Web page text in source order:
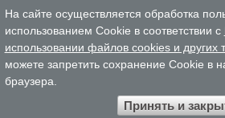
На сайте осуществляется обработка
использованием Cookie в соответствии с
использовании файлов cookies и других
можете запретить сохранение Cookie в
браузера.
Принять и